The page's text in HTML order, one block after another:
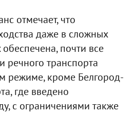
отмечает, что
даже в сложных
почти все
речного транспорта
режиме, кроме Белгород-
где введено
с ограничениями также